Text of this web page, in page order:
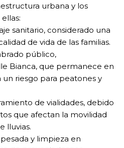
urbana y los
sanitario, considerado una
de vida de las familias.
público,
Bianca, que permanece en
riesgo para peatones y
de vialidades, debido
que afectan la movilidad
lluvias.
y limpieza en